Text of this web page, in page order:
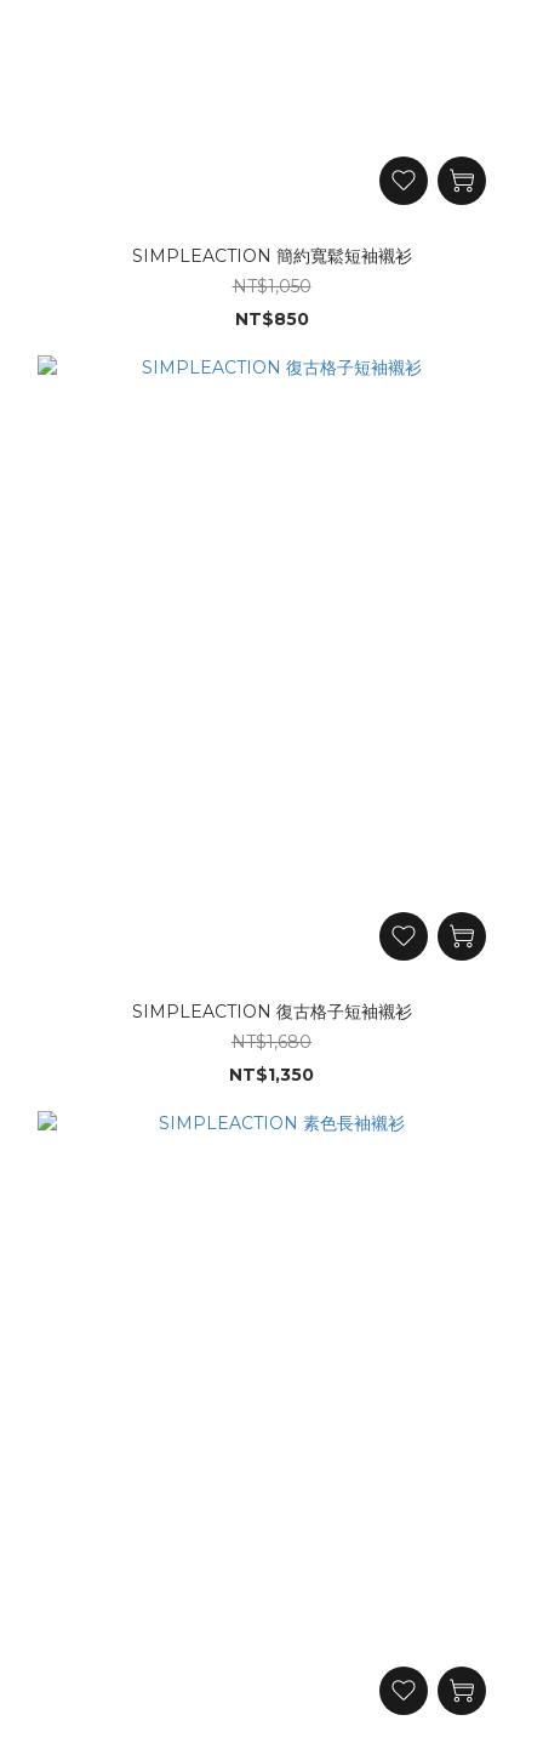
SIMPLEACTION 簡約寬鬆短袖襯衫
NT$1,050
NT$850
SIMPLEACTION 復古格子短袖襯衫
NT$1,680
NT$1,350